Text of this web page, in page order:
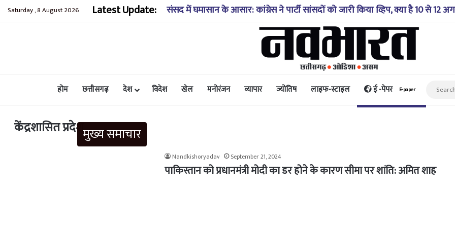
Saturday , 8 August 2026 Latest Update: कुंडाधार के समीप खाई में गिरी कार, रेसक्यू टीम ने पांच शव निकाले, घायल बच्चे को
होम छत्तीसगढ़ देश विदेश खेल मनोरंजन व्यापार ज्योतिष लाइफ-स्टाइल ई -पेपर E-paper
केंद्रशासित प्रदेशमुख्य समाचार
Nandkishoryadav September 21, 2024
पाकिस्तान को प्रधानमंत्री मोदी का डर होने के कारण सीमा पर शांति: अमित शाह